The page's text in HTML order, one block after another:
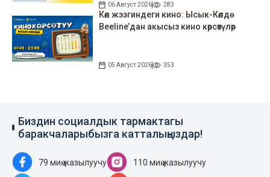
06 Август 2026 283
Көл жээгиндеги кино: Ысык-Көлдө
Beeline’дан акысыз кино көрсөтүлөр
05 Август 2026 353
Биздин социалдык тармактагы
баракчаларыбызга катталыңыздар!
79 миң жазылуучу 110 миң жазылуучу